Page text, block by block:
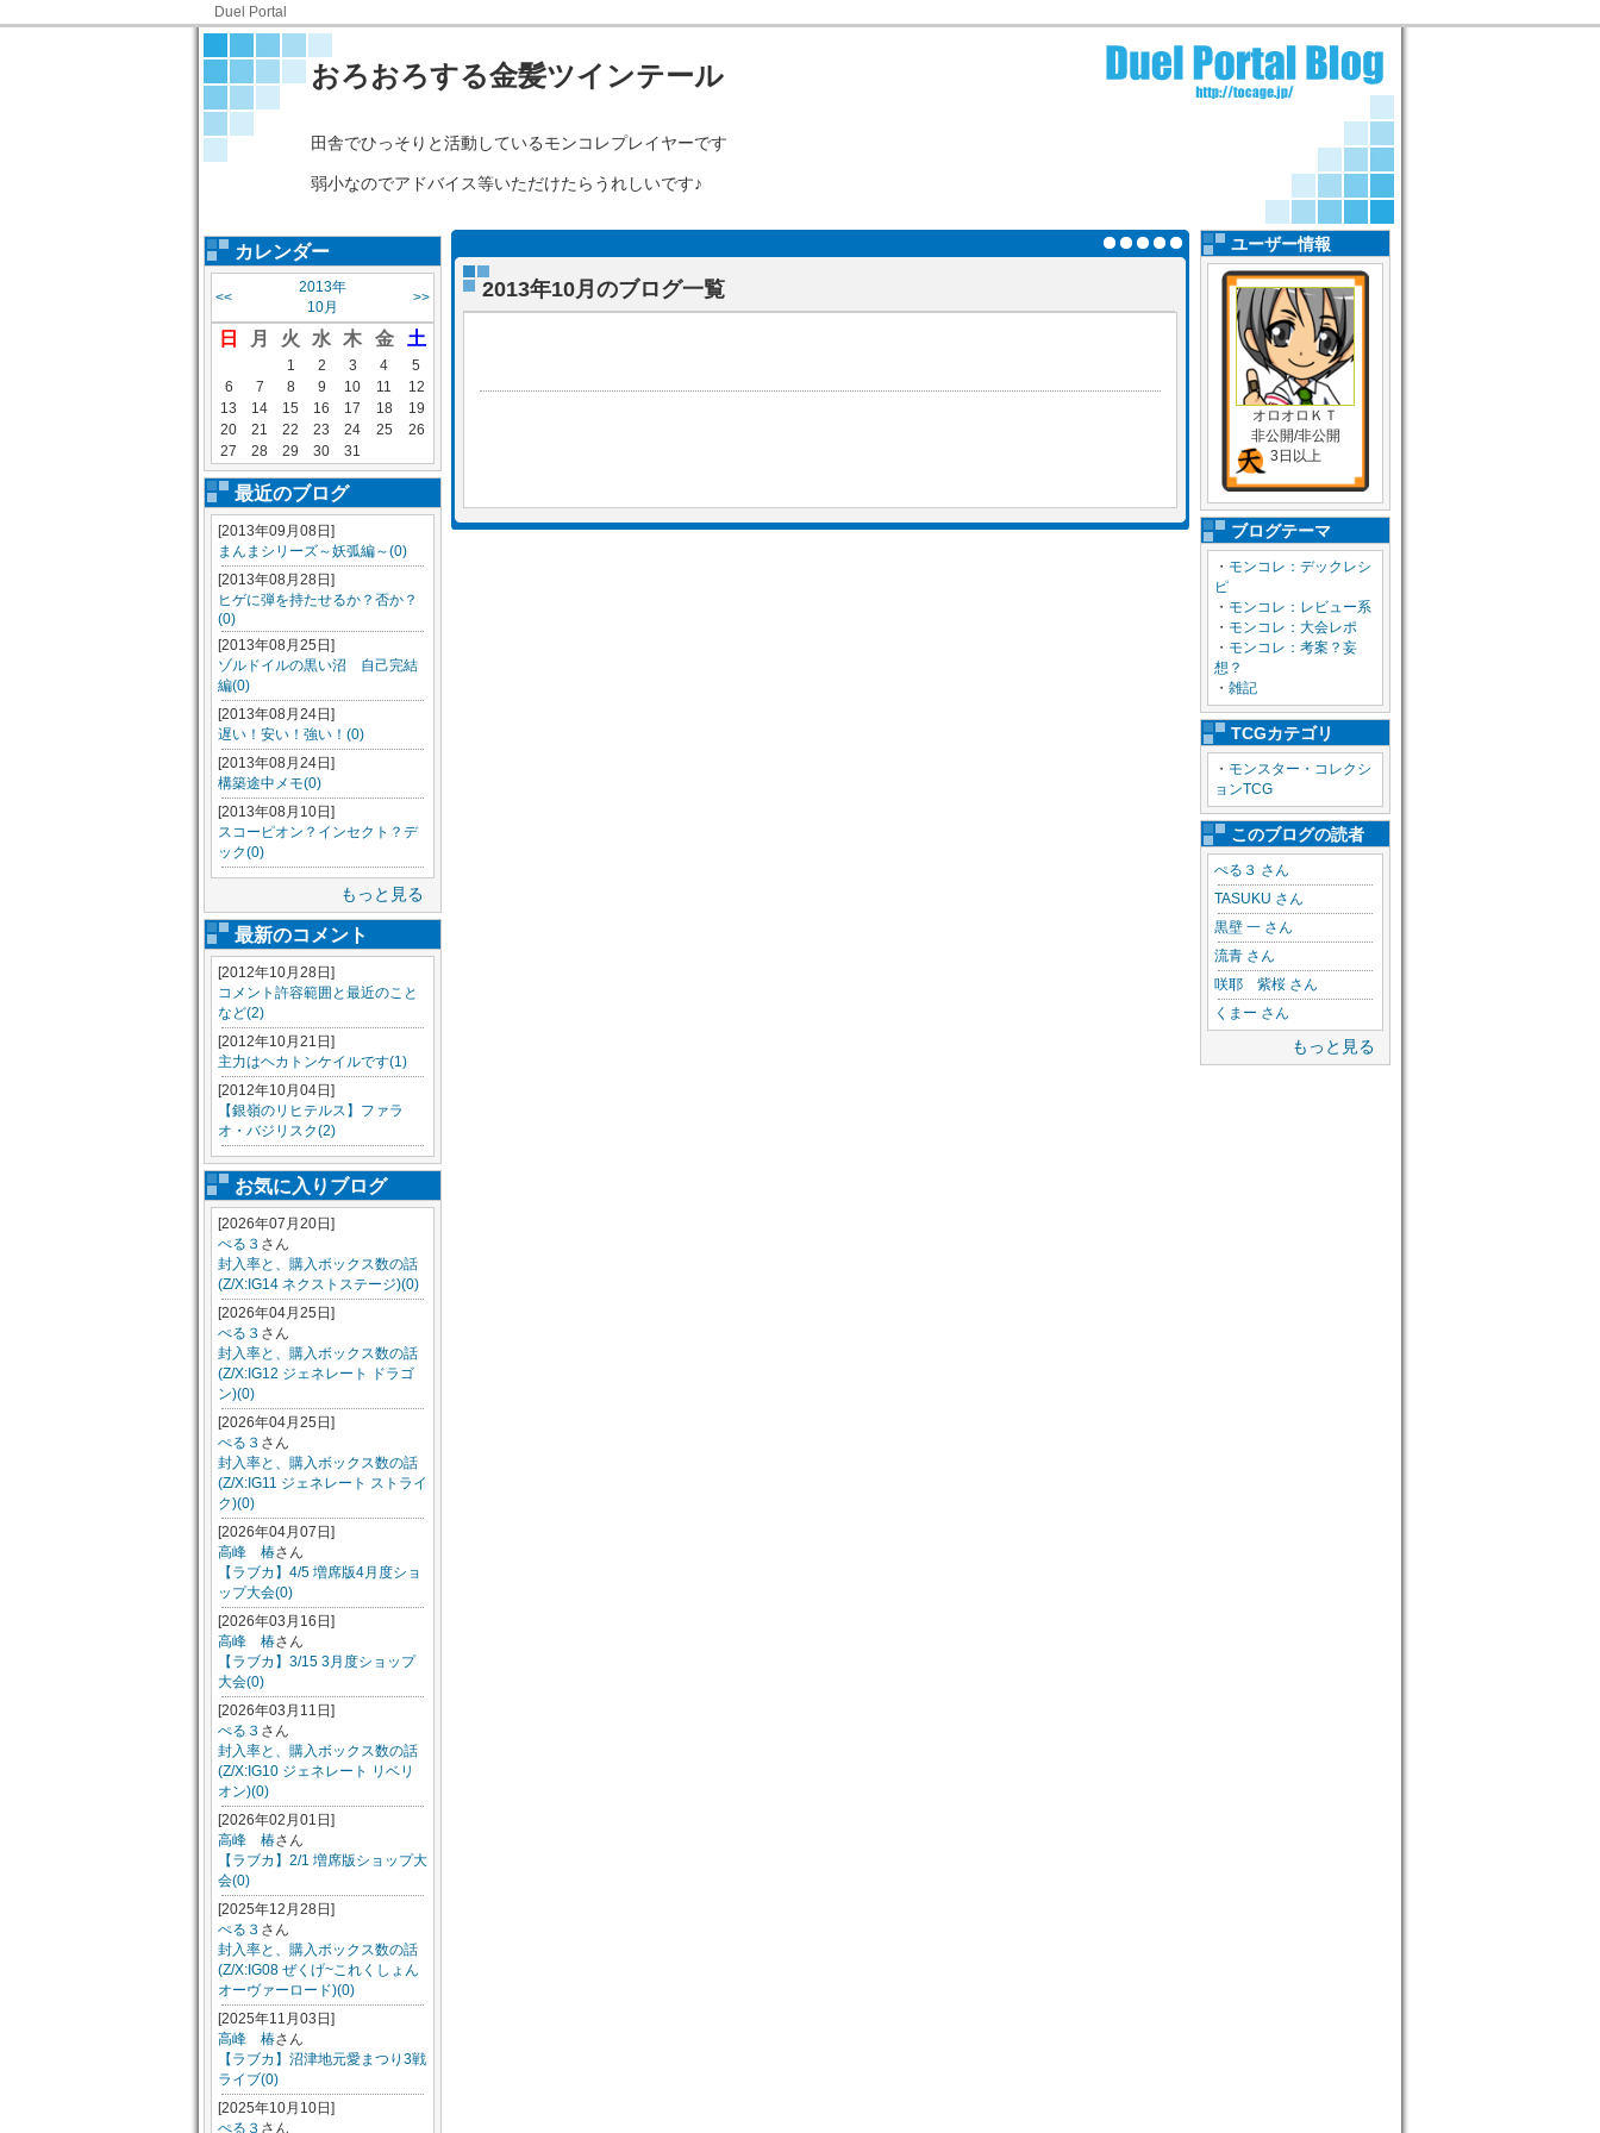
Duel Portal
おろおろする金髪ツインテール
田舎でひっそりと活動しているモンコレプレイヤーです
弱小なのでアドバイス等いただけたらうれしいです♪
カレンダー
<<
2013年
10月
>>
日 月 火 水 木 金 土
1 2 3 4
5
6
7 8 9 10 11
12
13
14 15 16 17 18
19
20
21 22 23 24 25
26
27
28 29 30 31
最近のブログ
[2013年09月08日]
まんまシリーズ～妖弧編～(0)
[2013年08月28日]
ヒゲに弾を持たせるか？否か？
(0)
[2013年08月25日]
ゾルドイルの黒い沼 自己完結
編(0)
[2013年08月24日]
遅い！安い！強い！(0)
[2013年08月24日]
構築途中メモ(0)
[2013年08月10日]
スコーピオン？インセクト？デ
ック(0)
もっと見る
最新のコメント
[2012年10月28日]
コメント許容範囲と最近のこと
など(2)
[2012年10月21日]
主力はヘカトンケイルです(1)
[2012年10月04日]
【銀嶺のリヒテルス】ファラ
オ・バジリスク(2)
お気に入りブログ
[2026年07月20日]
ぺる３ さん
封入率と、購入ボックス数の話
(Z/X:IG14 ネクストステージ)(0)
[2026年04月25日]
ぺる３ さん
封入率と、購入ボックス数の話
(Z/X:IG12 ジェネレート ドラゴ
ン)(0)
[2026年04月25日]
ぺる３ さん
封入率と、購入ボックス数の話
(Z/X:IG11 ジェネレート ストライ
ク)(0)
[2026年04月07日]
高峰 椿さん
【ラブカ】4/5 増席版4月度ショ
ップ大会(0)
[2026年03月16日]
高峰 椿さん
【ラブカ】3/15 3月度ショップ
大会(0)
[2026年03月11日]
ぺる３ さん
封入率と、購入ボックス数の話
(Z/X:IG10 ジェネレート リベリ
オン)(0)
[2026年02月01日]
高峰 椿さん
【ラブカ】2/1 増席版ショップ大
会(0)
[2025年12月28日]
ぺる３ さん
封入率と、購入ボックス数の話
(Z/X:IG08 ぜくげ~これくしょん
オーヴァーロード)(0)
[2025年11月03日]
高峰 椿さん
【ラブカ】沼津地元愛まつり3戦
ライブ(0)
[2025年10月10日]
ぺる３ さん
ユーザー情報
オロオロＫＴ
非公開/非公開
3日以上
ブログテーマ
・ モンコレ：デックレシ
ピ
・ モンコレ：レビュー系
・ モンコレ：大会レポ
・ モンコレ：考案？妄
想？
・ 雑記
TCGカテゴリ
・ モンスター・コレクシ
ョンTCG
このブログの読者
ぺる３ さん
TASUKU さん
黒壁 一 さん
流青 さん
咲耶 紫桜 さん
くまー さん
もっと見る
2013年10月のブログ一覧